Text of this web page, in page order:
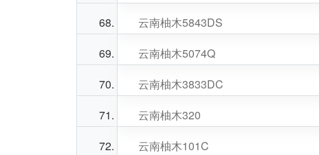
云南柚木5843DS
云南柚木5074Q
云南柚木3833DC
云南柚木320
云南柚木101C